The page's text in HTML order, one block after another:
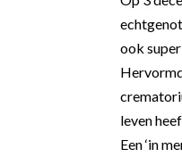
ook
leven
Een ‘in